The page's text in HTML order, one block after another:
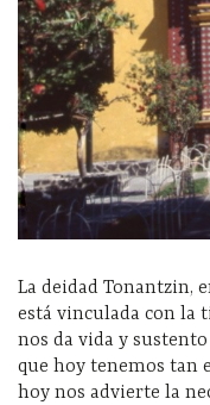
La deidad Tonantzin,
está vinculada con la
nos da vida y
que hoy tenemos tan
hoy nos advierte la